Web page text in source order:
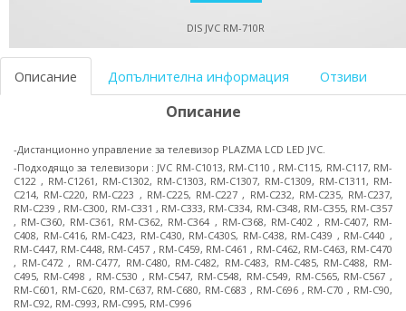
DIS JVC RM-710R
Описание Допълнителна информация Отзиви
Описание
-Дистанционно управление за телевизор PLAZMA LCD LED JVC.
-Подходящо за телевизори : JVC RM-C1013, RM-C110 , RM-C115, RM-C117, RM-
C122 , RM-C1261, RM-C1302, RM-C1303, RM-C1307, RM-C1309, RM-C1311, RM-
C214, RM-C220, RM-C223 , RM-C225, RM-C227 , RM-C232, RM-C235, RM-C237,
RM-C239 , RM-C300, RM-C331 , RM-C333, RM-C334, RM-C348, RM-C355, RM-C357
, RM-C360, RM-C361, RM-C362, RM-C364 , RM-C368, RM-C402 , RM-C407, RM-
C408, RM-C416, RM-C423, RM-C430, RM-C430S, RM-C438, RM-C439 , RM-C440 ,
RM-C447, RM-C448, RM-C457 , RM-C459, RM-C461 , RM-C462, RM-C463, RM-C470
, RM-C472 , RM-C477, RM-C480, RM-C482, RM-C483, RM-C485, RM-C488, RM-
C495, RM-C498 , RM-C530 , RM-C547, RM-C548, RM-C549, RM-C565, RM-C567 ,
RM-C601, RM-C620, RM-C637, RM-C680, RM-C683 , RM-C696 , RM-C70 , RM-C90,
RM-C92, RM-C993, RM-C995, RM-C996